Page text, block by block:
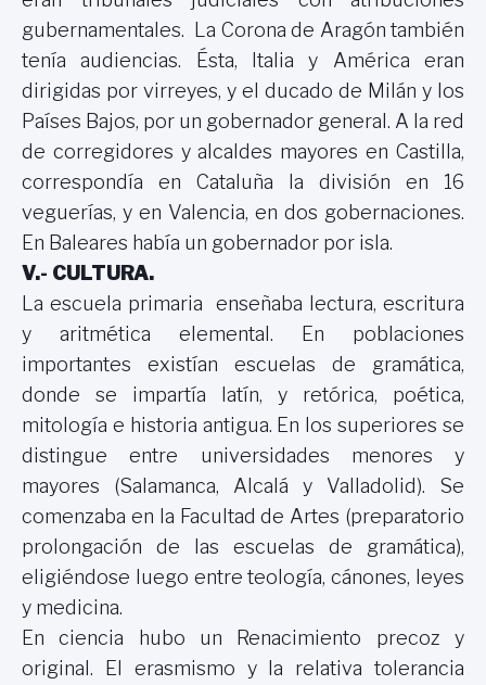
gubernamentales. La Corona de Aragón también
tenía audiencias. Ésta, Italia y América eran
dirigidas por virreyes, y el ducado de Milán y los
Países Bajos, por un gobernador general. A la red
de corregidores y alcaldes mayores en Castilla,
correspondía en Cataluña la división en 16
veguerías, y en Valencia, en dos gobernaciones.
En Baleares había un gobernador por isla.
V.- CULTURA.
La escuela primaria enseñaba lectura, escritura
y aritmética elemental. En poblaciones
importantes existían escuelas de gramática,
donde se impartía latín, y retórica, poética,
mitología e historia antigua. En los superiores se
distingue entre universidades menores y
mayores (Salamanca, Alcalá y Valladolid). Se
comenzaba en la Facultad de Artes (preparatorio
prolongación de las escuelas de gramática),
eligiéndose luego entre teología, cánones, leyes
y medicina.
En ciencia hubo un Renacimiento precoz y
original. El erasmismo y la relativa tolerancia